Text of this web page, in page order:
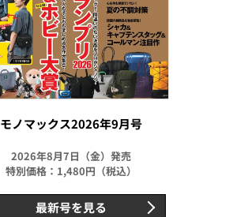
モノマックス2026年9月号
2026年8月7日（金）発売
特別価格：1,480円（税込）
最新号を見る